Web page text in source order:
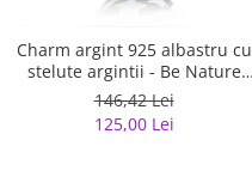
Charm argint 925 albastru cu
stelute argintii - Be Nature
PST0123
146,42 Lei
125,00 Lei